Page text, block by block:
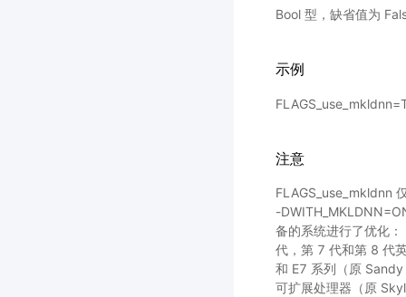
Bool 型，缺省值为
示例
注意
FLAGS_use_mkldnn
-
备的系统进行了优化
代，第 7 代和第 8 代
和 E7 系列（原
可扩展处理器（原